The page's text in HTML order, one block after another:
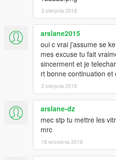
3 sierpnia 2018
arslane2015
oui c vrai j'assume se
mes excuse tu fait
sincerment et je
rt bonne continuation et
3 sierpnia 2018
arslane-dz
mec stp tu mettre les
mrc
18 września 2018